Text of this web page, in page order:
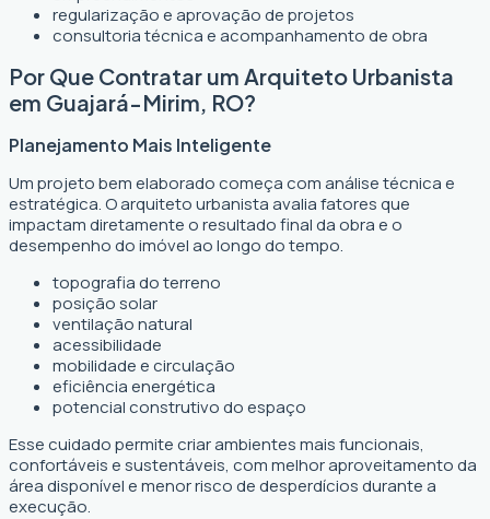
regularização e aprovação de projetos
consultoria técnica e acompanhamento de obra
Por Que Contratar um Arquiteto Urbanista
em Guajará-Mirim, RO?
Planejamento Mais Inteligente
Um projeto bem elaborado começa com análise técnica e
estratégica. O arquiteto urbanista avalia fatores que
impactam diretamente o resultado final da obra e o
desempenho do imóvel ao longo do tempo.
topografia do terreno
posição solar
ventilação natural
acessibilidade
mobilidade e circulação
eficiência energética
potencial construtivo do espaço
Esse cuidado permite criar ambientes mais funcionais,
confortáveis e sustentáveis, com melhor aproveitamento da
área disponível e menor risco de desperdícios durante a
execução.